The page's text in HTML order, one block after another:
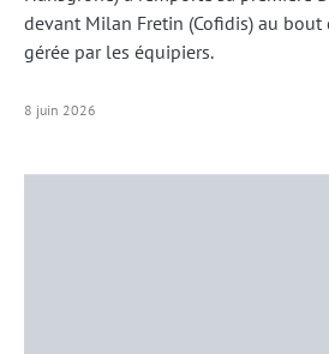
devant Milan Fretin (Cofidis) au bout
gérée par les équipiers.
8 juin 2026